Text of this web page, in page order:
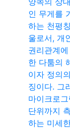
인 무게를
하는 천평
울로서, 개
권리관계
한 다툼의
이자 정의
징이다. 그
마이크로
단위까지
하는 미세